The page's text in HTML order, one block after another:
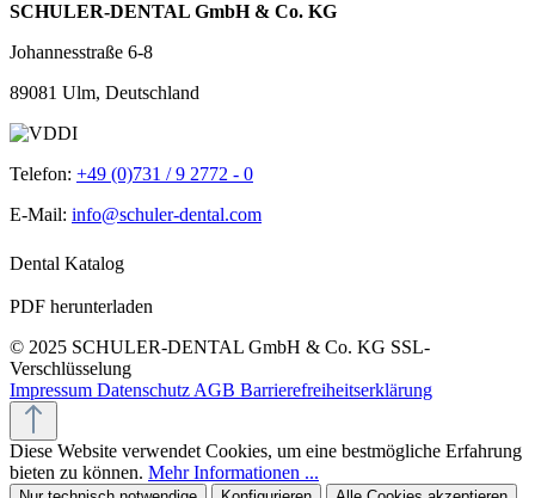
SCHULER-DENTAL GmbH & Co. KG
Johannesstraße 6-8
89081 Ulm, Deutschland
Telefon: +49 (0)731 / 9 2772 - 0
E-Mail: info@schuler-dental.com
Dental Katalog
PDF herunterladen
© 2025 SCHULER-DENTAL GmbH & Co. KG SSL-
Verschlüsselung
Impressum Datenschutz AGB Barrierefreiheitserklärung
Diese Website verwendet Cookies, um eine bestmögliche Erfahrung
bieten zu können. Mehr Informationen ...